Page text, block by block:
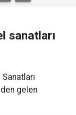
sanatları
gelen